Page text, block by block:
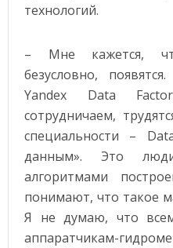
технологий.
– Мне кажется,
безусловно,
Yandex Data
сотрудничаем,
специальности –
данным». Это
алгоритмами
понимают, что такое
Я не думаю, что
аппаратчикам-